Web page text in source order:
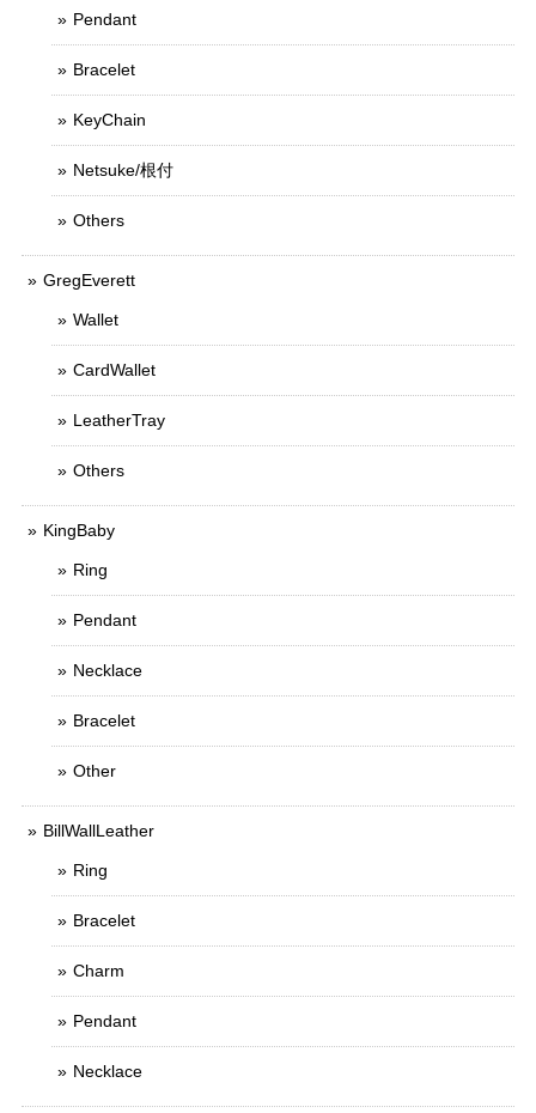
Pendant
Bracelet
KeyChain
Netsuke/根付
Others
GregEverett
Wallet
CardWallet
LeatherTray
Others
KingBaby
Ring
Pendant
Necklace
Bracelet
Other
BillWallLeather
Ring
Bracelet
Charm
Pendant
Necklace